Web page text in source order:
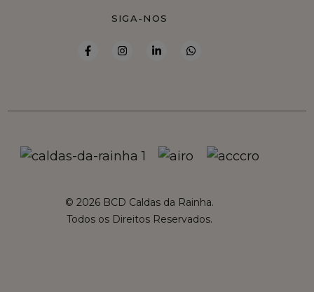
SIGA-NOS
© 2026 BCD Caldas da Rainha.
Todos os Direitos Reservados.